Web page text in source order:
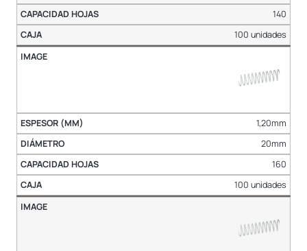
140
100 unidades
1,20mm
20mm
160
100 unidades